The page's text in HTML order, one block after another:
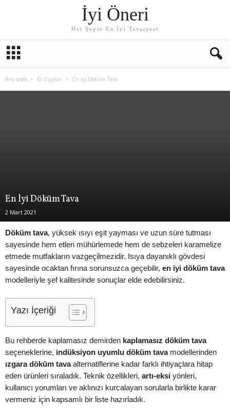
İyi Öneri
Her Şeyin En İyi Tavsiyesi
Ana sayfa Ev Eşyaları En İyi Döküm Tava
En İyi Döküm Tava
2 Mart 2021
Döküm tava, yüksek ısıyı eşit yayması ve uzun süre tutması
sayesinde hem etleri mühürlemede hem de sebzeleri karamelize
etmede mutfakların vazgeçilmezidir. Isıya dayanıklı gövdesi
sayesinde ocaktan fırına sorunsuzca geçebilir, en iyi döküm tava
modelleriyle şef kalitesinde sonuçlar elde edebilirsiniz.
Yazı İçeriği
Bu rehberde kaplamasız demirden kaplamasız döküm tava
seçeneklerine, indüksiyon uyumlu döküm tavamodellerinden
ızgara döküm tavaalternatiflerine kadar farklı ihtiyaçlara hitap
eden ürünleri sıraladık. Teknik özellikleri, artı-eksi yönleri,
kullanıcı yorumları ve aklınızı kurcalayan sorularla birlikte karar
vermeniz için kapsamlı bir liste hazırladık.